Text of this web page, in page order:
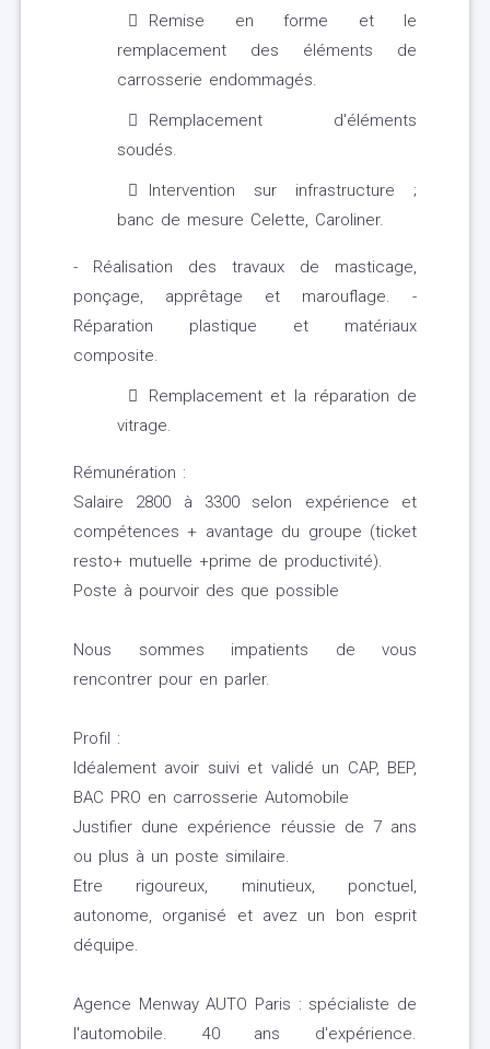
Remise en forme et le
remplacement des éléments de
carrosserie endommagés.
Remplacement d'éléments
soudés.
Intervention sur infrastructure ;
banc de mesure Celette, Caroliner.
- Réalisation des travaux de masticage,
ponçage, apprêtage et marouflage. -
Réparation plastique et matériaux
composite.
Remplacement et la réparation de
vitrage.
Rémunération :
Salaire 2800 à 3300 selon expérience et
compétences + avantage du groupe (ticket
resto+ mutuelle +prime de productivité).
Poste à pourvoir des que possible
Nous sommes impatients de vous
rencontrer pour en parler.
Profil :
Idéalement avoir suivi et validé un CAP, BEP,
BAC PRO en carrosserie Automobile
Justifier dune expérience réussie de 7 ans
ou plus à un poste similaire.
Etre rigoureux, minutieux, ponctuel,
autonome, organisé et avez un bon esprit
déquipe.
Agence Menway AUTO Paris : spécialiste de
l'automobile. 40 ans d'expérience.